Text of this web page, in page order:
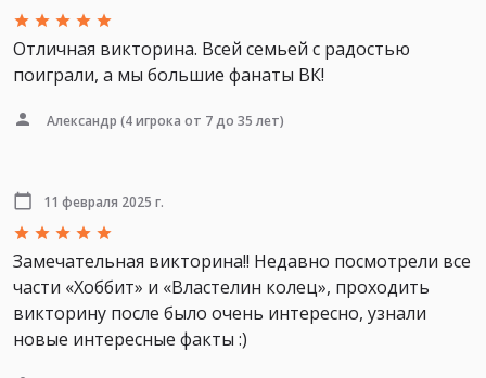
Отличная викторина. Всей семьей с радостью
поиграли, а мы большие фанаты ВК!
Александр (4 игрока от 7 до 35 лет)
11 февраля 2025 г.
Замечательная викторина!! Недавно посмотрели все
части «Хоббит» и «Властелин колец», проходить
викторину после было очень интересно, узнали
новые интересные факты :)